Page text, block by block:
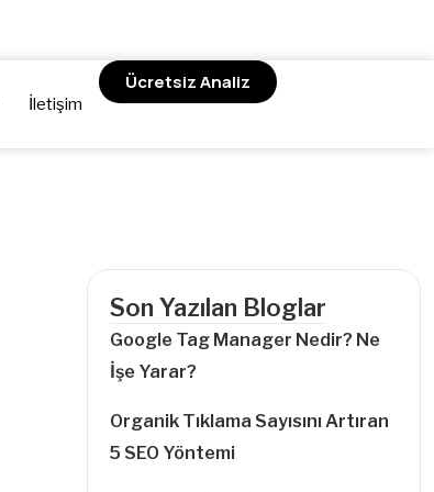
İletişim
Ücretsiz Analiz
Son Yazılan Bloglar
Google Tag Manager Nedir? Ne
İşe Yarar?
Organik Tıklama Sayısını Artıran
5 SEO Yöntemi